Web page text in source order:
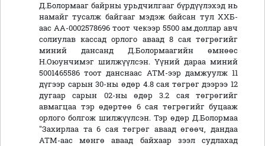
Д.Болормааг байрны урьдчилгааг бүрдүүлэхэд нь
намайг тусалж байгааг мэдэж байсан тул ХХБ-
аас АА-0002578696 тоот чекээр 5500 ам.доллар авч
солиулав кассад орлого аваад 8 сая төгрөгийг
миний дансанд Д.Болормаагийн өмнөөс
Н.Оюунчимэг шилжүүлсэн. Үүний дараа миний
5001465586 тоот данснаас АТМ-ээр дамжуулж 11
дүгээр сарын 30-ны өдөр 4.8 сая төгрөг дээрээ 12
дугаар сарын 02-ны өдөр 3.2 сая төгрөгийг
авмагцаа тэр өдөртөө 6 сая төгрөгийг буцааж
орлого болгож шилжүүлсэн. Тэр өдөр Д.Болормаа
"Захирлаа та 6 сая төгрөг аваад өгөөч, дандаа
АТМ-аас мөнгө аваад байхаар зээл судлахад